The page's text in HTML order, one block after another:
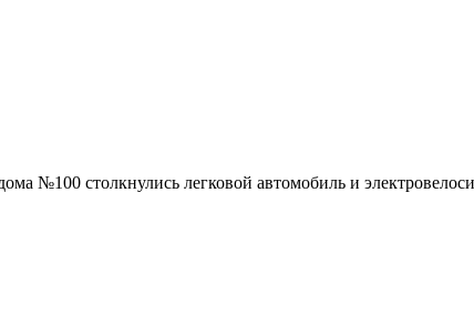
№100 столкнулись легковой автомобиль и